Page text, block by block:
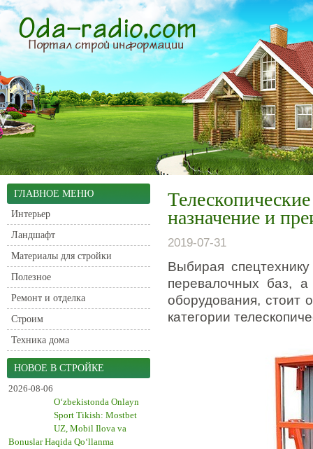
ГЛАВНОЕ МЕНЮ
Интерьер
Ландшафт
Материалы для стройки
Полезное
Ремонт и отделка
Строим
Техника дома
НОВОЕ В СТРОЙКЕ
2026-08-06
O‘zbekistonda Onlayn
Sport Tikish: Mostbet
UZ, Mobil Ilova va
Bonuslar Haqida Qo‘llanma
назначение и
2019-07-31
Выбирая
перевалочных баз, а
оборудования, стоит
категории